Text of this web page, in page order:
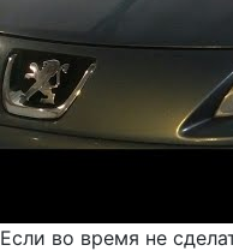
Если во время не